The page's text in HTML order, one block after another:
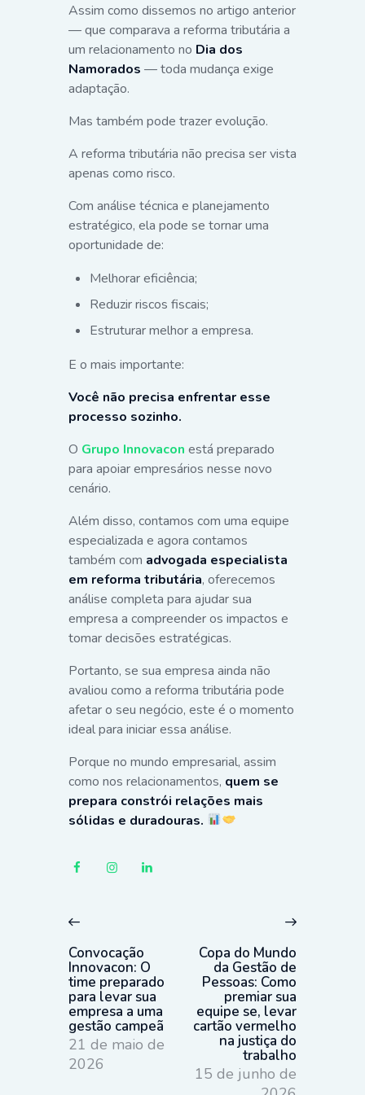
Assim como dissemos no artigo anterior
— que comparava a reforma tributária a
um relacionamento no Dia dos
Namorados — toda mudança exige
adaptação.
Mas também pode trazer evolução.
A reforma tributária não precisa ser vista
apenas como risco.
Com análise técnica e planejamento
estratégico, ela pode se tornar uma
oportunidade de:
Melhorar eficiência;
Reduzir riscos fiscais;
Estruturar melhor a empresa.
E o mais importante:
Você não precisa enfrentar esse
processo sozinho.
O Grupo Innovacon está preparado
para apoiar empresários nesse novo
cenário.
Além disso, contamos com uma equipe
especializada e agora contamos
também com advogada especialista
em reforma tributária, oferecemos
análise completa para ajudar sua
empresa a compreender os impactos e
tomar decisões estratégicas.
Portanto, se sua empresa ainda não
avaliou como a reforma tributária pode
afetar o seu negócio, este é o momento
ideal para iniciar essa análise.
Porque no mundo empresarial, assim
como nos relacionamentos, quem se
prepara constrói relações mais
sólidas e duradouras.
de
Post
post:
Convocação
Innovacon: O
time preparado
para levar sua
empresa a uma
gestão campeã
21 de maio de
2026
Copa do Mundo
da Gestão de
Pessoas: Como
premiar sua
equipe se, levar
cartão vermelho
na justiça do
trabalho
15 de junho de